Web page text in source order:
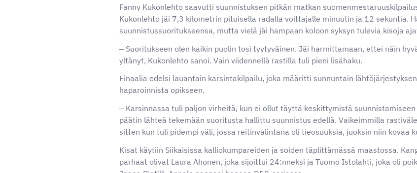
Fanny Kukonlehto saavutti suunnistuksen pitkän matkan
Kukonlehto jäi 7,3 kilometrin pituisella radalla voittajalle minuutin ja 12 sekuntia.
suunnistussuoritukseensa, mutta vielä jäi hampaan koloon syksyn tulevia kisoja
‒ Suoritukseen olen kaikin puolin tosi tyytyväinen. Jäi harmittamaan, ettei näin
yltänyt, Kukonlehto sanoi. Vain viidennellä rastilla tuli pieni lisähaku.
Finaalia edelsi lauantain karsintakilpailu, joka määritti sunnuntain
haparoinnista opikseen.
‒ Karsinnassa tuli paljon virheitä, kun ei ollut täyttä keskittymistä
päätin lähteä tekemään suoritusta hallittu suunnistus edellä. Vaikeimmilla
sitten kun tuli pidempi väli, jossa reitinvalintana oli tieosuuksia, juoksin niin kovaa
Kisat käytiin Siikaisissa kalliokumpareiden ja soiden täplittämässä maastossa.
parhaat olivat Laura Ahonen, joka sijoittui 24:nneksi ja Tuomo Istolahti, joka oli